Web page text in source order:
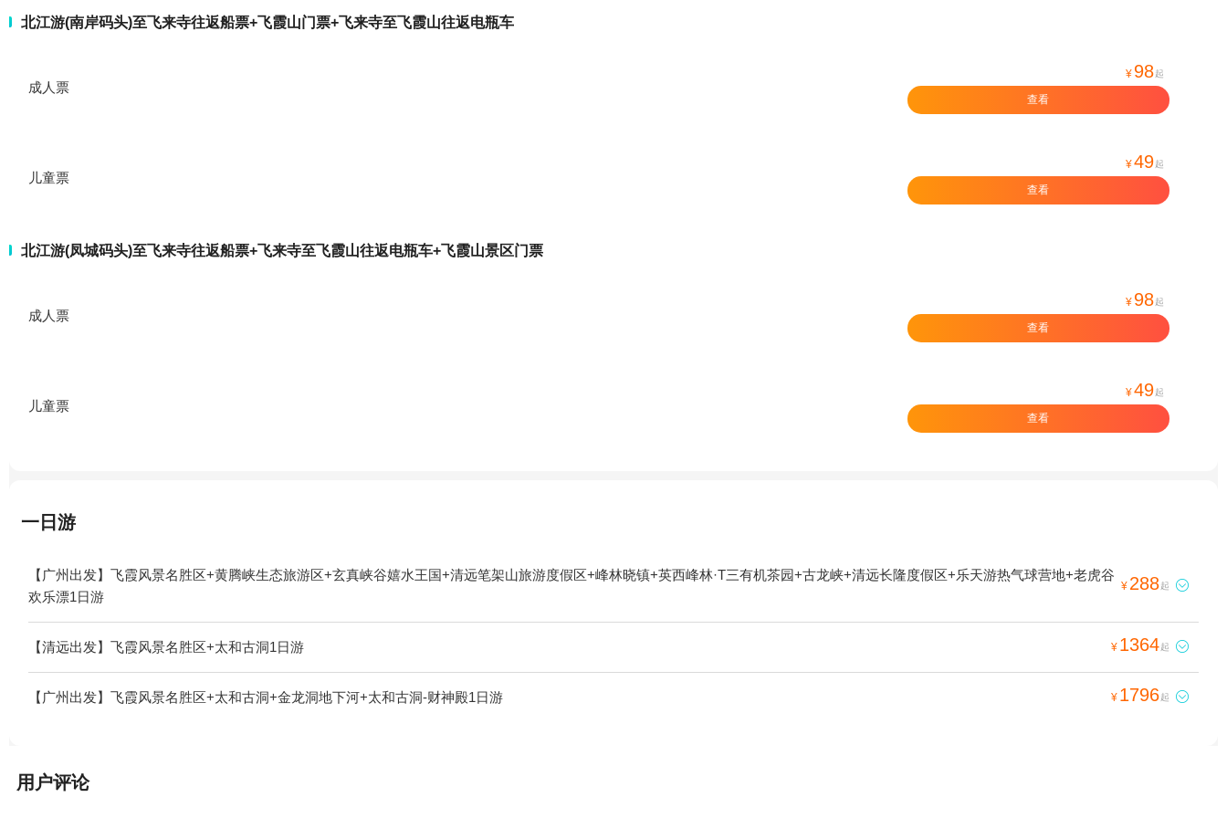
北江游(南岸码头)至飞来寺往返船票+飞霞山门票+飞来寺至飞霞山往返电瓶车
成人票
¥ 98 起
查看
儿童票
¥49 起
查看
北江游(凤城码头)至飞来寺往返船票+飞来寺至飞霞山往返电瓶车+飞霞山景区门票
成人票
¥ 98 起
查看
儿童票
¥49 起
查看
一日游
【广州出发】飞霞风景名胜区+黄腾峡生态旅游区+玄真峡谷嬉水王国+清远笔架山旅游度假区+峰林晓镇+英西峰林·T三有机茶园+古龙峡+清远长隆度假区+乐天游热气球营地+老虎谷
欢乐漂1日游
¥ 288起 
【清远出发】飞霞风景名胜区+太和古洞1日游 ¥ 1364起 
【广州出发】飞霞风景名胜区+太和古洞+金龙洞地下河+太和古洞-财神殿1日游 ¥ 1796起 
用户评论